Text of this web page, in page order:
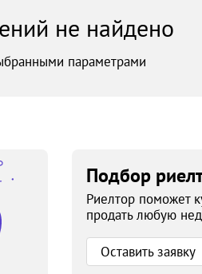
не найдено
параметрами
Подбор
Риелтор поможет
продать любую
Оставить заявку